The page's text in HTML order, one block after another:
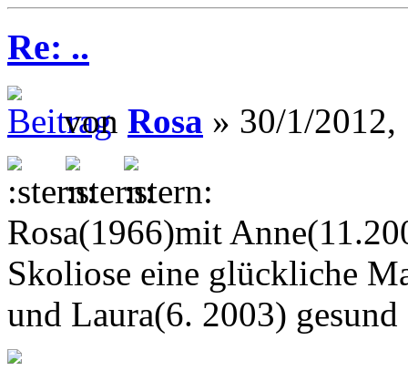
Re: ..
von Rosa » 30/1/2012,
Rosa(1966)mit
Skoliose eine glückliche
und Laura(6. 2003) gesund